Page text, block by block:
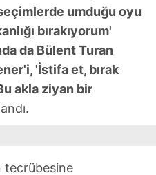
umduğu oyu
bırakıyorum'
da Bülent Turan
'İstifa et, bırak
akla ziyan bir
tecrübesine